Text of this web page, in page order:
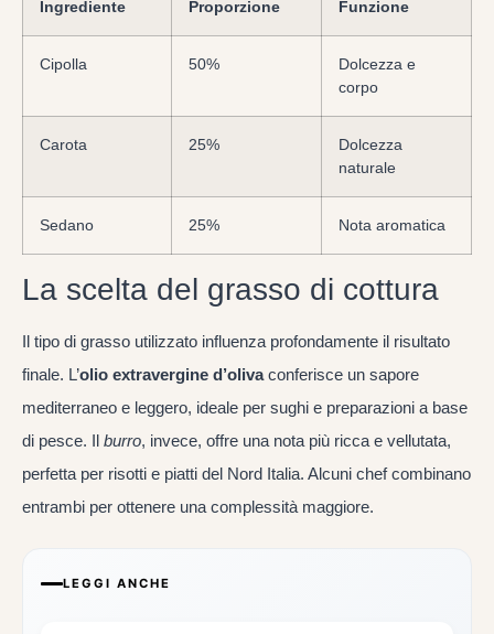
Ingrediente Proporzione Funzione
Cipolla 50%
Dolcezza e
corpo
Carota 25%
Dolcezza
naturale
Sedano 25% Nota aromatica
La scelta del grasso di cottura
Il tipo di grasso utilizzato influenza profondamente il risultato
finale. L’olio extravergine d’olivaconferisce un sapore
mediterraneo e leggero, ideale per sughi e preparazioni a base
di pesce. Il burro, invece, offre una nota più ricca e vellutata,
perfetta per risotti e piatti del Nord Italia. Alcuni chef combinano
entrambi per ottenere una complessità maggiore.
LEGGI ANCHE